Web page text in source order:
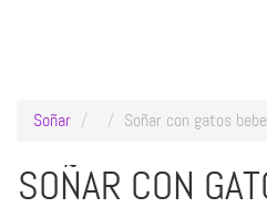
Soñar Soñar con gatos
SOÑAR CON